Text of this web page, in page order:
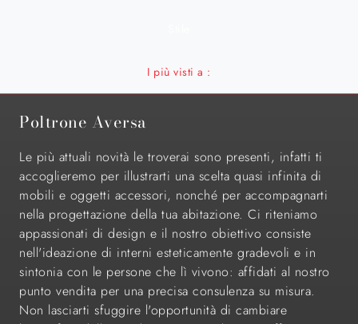
I più visti a :
Poltrone Aversa
Le più attuali novità le troverai sono presenti, infatti ti
accoglieremo per illustrarti una scelta quasi infinita di
mobili e oggetti accessori, nonché per accompagnarti
nella progettazione della tua abitazione. Ci riteniamo
appassionati di design e il nostro obiettivo consiste
nell'ideazione di interni esteticamente gradevoli e in
sintonia con le persone che lì vivono: affidati al nostro
punto vendita per una precisa consulenza su misura.
Non lasciarti sfuggire l'opportunità di cambiare